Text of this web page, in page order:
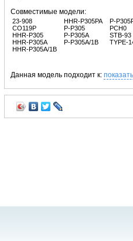
Совместимые модели:
23-908
CO119P
HHR-P305
HHR-P305A
HHR-P305A/1B
HHR-P305PA
P-P305
P-P305A
P-P305A/1B
P-
PCH0
STB-93
TYPE-
Данная модель подходит к: